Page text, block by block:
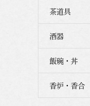
茶道具
酒器
飯碗・丼
香炉・香合